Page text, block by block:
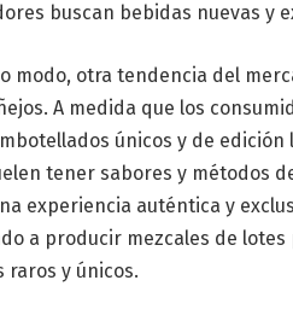
buscan bebidas nuevas y
modo, otra tendencia del
A medida que los
únicos y de
tener sabores y métodos
experiencia auténtica y
a producir mezcales de
raros y únicos.